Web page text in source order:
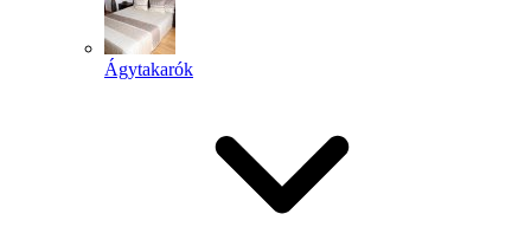
Ágytakarók